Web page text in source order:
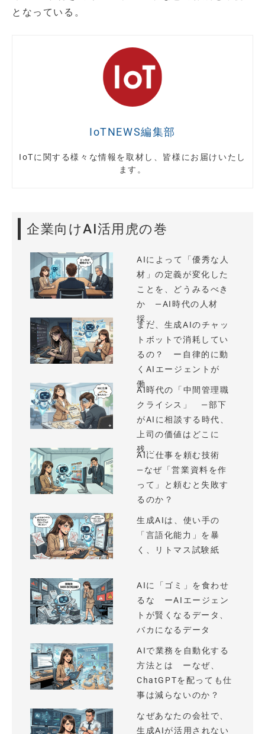
となっている。
IoTNEWS編集部
IoTに関する様々な情報を取材し、皆様にお届けいたし
ます。
企業向けAI活用虎の巻
AIによって「優秀な人
材」の定義が変化した
ことを、どうみるべき
か —AI時代の人材
採...
まだ、生成AIのチャッ
トボットで消耗してい
るの？ ー自律的に動
くAIエージェントが
働...
AI時代の「中間管理職
クライシス」 —部下
がAIに相談する時代、
上司の価値はどこに
残...
AIに仕事を頼む技術
—なぜ「営業資料を作
って」と頼むと失敗す
るのか？
生成AIは、使い手の
「言語化能力」を暴
く、リトマス試験紙
AIに「ゴミ」を食わせ
るな ーAIエージェン
トが賢くなるデータ、
バカになるデータ
AIで業務を自動化する
方法とは ーなぜ、
ChatGPTを配っても仕
事は減らないのか？
なぜあなたの会社で、
生成AIが活用されない